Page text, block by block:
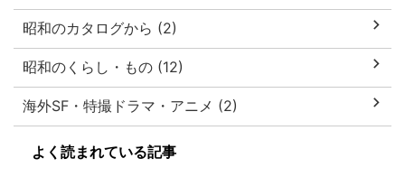
昭和のカタログから (2)
昭和のくらし・もの (12)
海外SF・特撮ドラマ・アニメ (2)
よく読まれている記事